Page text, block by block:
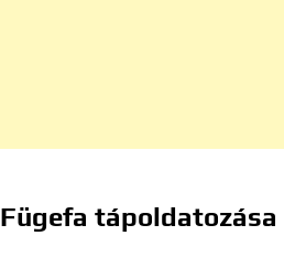
Fügefa tápoldatozása